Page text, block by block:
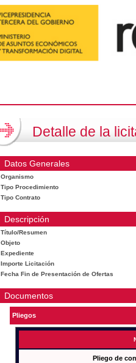
Detalle de la
Datos Generales
Organismo
Tipo Procedimiento
Tipo Contrato
Descripción
Título/Resumen
Objeto
Expediente
Importe Licitación
Fecha Fin de Presentación de Ofertas
Documentos
Pliegos
Pliego de